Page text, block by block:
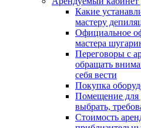
Какие
мастеру
Официальное
мастера
Переговоры с
обращать
себя вести
Покупка
Помещение для
выбрать,
Стоимость